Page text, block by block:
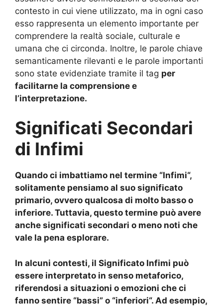
contesto in cui viene utilizzato, ma in ogni caso
esso rappresenta un elemento importante per
comprendere la realtà sociale, culturale e
umana che ci circonda. Inoltre, le parole chiave
semanticamente rilevanti e le parole importanti
sono state evidenziate tramite il tag per
facilitarne la comprensione e
l’interpretazione.
Significati Secondari
di Infimi
Quando ci imbattiamo nel termine “Infimi“,
solitamente pensiamo al suo significato
primario, ovvero qualcosa di molto basso o
inferiore. Tuttavia, questo termine può avere
anche significati secondari o meno noti che
vale la pena esplorare.
In alcuni contesti, il Significato Infimi può
essere interpretato in senso metaforico,
riferendosi a situazioni o emozioni che ci
fanno sentire “bassi” o “inferiori“. Ad esempio,